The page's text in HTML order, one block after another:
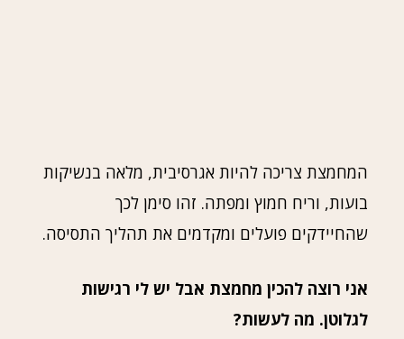
המחמצת צריכה להיות אגרסיבית, מלאה בנשיקות
בועות, וריח חמוץ ומפתה. זהו סימן לכך
שהחיידקים פועלים ומקדמים את תהליך התסיסה.
אני רוצה להכין מחמצת אבל יש לי רגישות
לגלוטן. מה לעשות?